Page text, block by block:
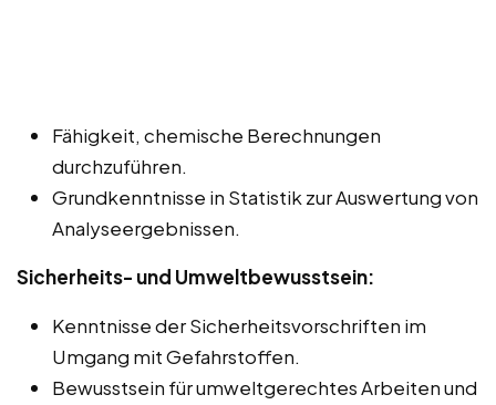
Fähigkeit, chemische Berechnungen
durchzuführen.
Grundkenntnisse in Statistik zur Auswertung von
Analyseergebnissen.
Sicherheits- und Umweltbewusstsein:
Kenntnisse der Sicherheitsvorschriften im
Umgang mit Gefahrstoffen.
Bewusstsein für umweltgerechtes Arbeiten und